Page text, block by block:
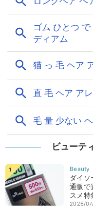
ビューテ
ダイソ
通販で
スメ特
2026/